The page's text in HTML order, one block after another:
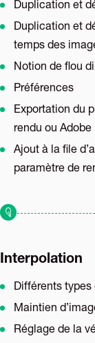
Duplication et
Duplication et
temps des
Notion de flou
Préférences
Exportation du
rendu ou
Ajout à la file
paramètre de
Interpolation
Différents types
Maintien
Réglage de la